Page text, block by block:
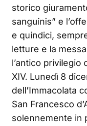
storico
sanguinis” e
e quindici,
letture e la
l’antico privilegio
XIV. Lunedì 8
dell’Immacolata
San Francesco
solennemente in